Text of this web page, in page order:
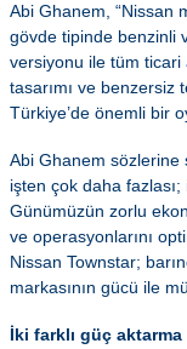
Abi Ghanem, “Nissan
gövde tipinde benzinli
versiyonu ile tüm ticari
tasarımı ve benzersiz
Türkiye’de önemli bir
Abi Ghanem sözlerine
işten çok daha fazlası;
Günümüzün zorlu
ve operasyonlarını
Nissan Townstar;
markasının gücü ile
İki farklı güç